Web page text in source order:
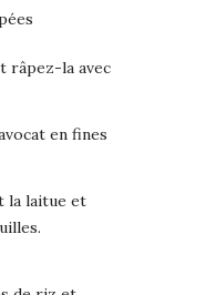
râpez-la avec
en fines
la laitue et